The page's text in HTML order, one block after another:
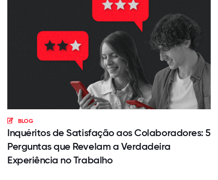
BLOG
Inquéritos de Satisfação aos Colaboradores: 5
Perguntas que Revelam a Verdadeira
Experiência no Trabalho